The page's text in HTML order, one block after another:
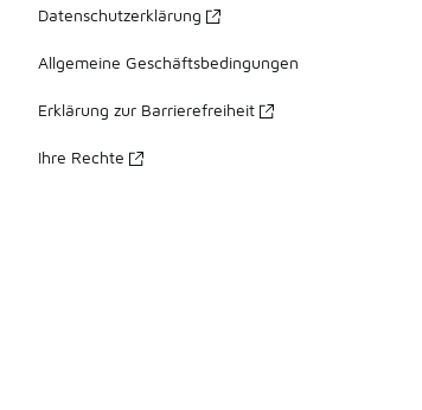
Datenschutzerklärung
Allgemeine Geschäftsbedingungen
Erklärung zur Barrierefreiheit
Ihre Rechte